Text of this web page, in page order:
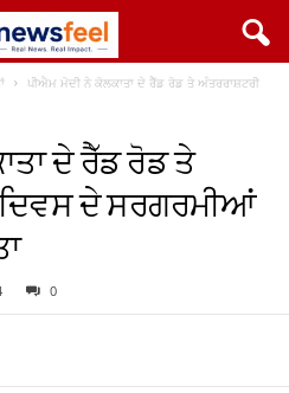
ਪੀਐਮ ਮੋਦੀ ਨੇ ਕੋਲਕਾਤਾ ਦੇ ਰੈੱਡ ਰੋਡ ਤੇ ਅੰਤਰਰਾਸ਼ਟਰੀ
ਦੇ ਰੈੱਡ ਰੋਡ ਤੇ
ਦੇ ਸਰਗਰਮੀਆਂ
0